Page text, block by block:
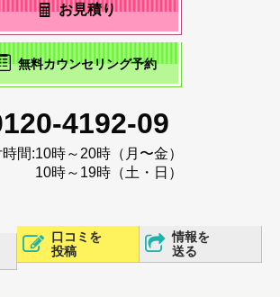
お見積り
無料カウンセリング予約
4192-09
間:10時～20時（月〜金）
10時～19時（土・日）
口コミを
投稿
情報を
送る